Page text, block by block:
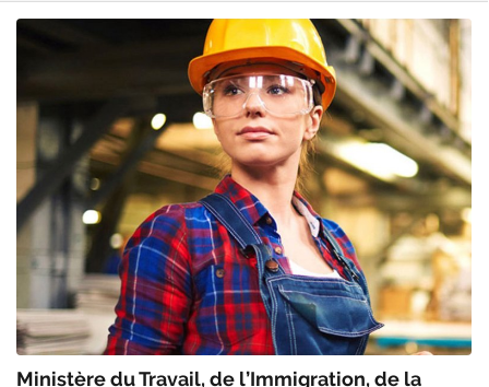
Ministère du Travail, de l’Immigration, de la